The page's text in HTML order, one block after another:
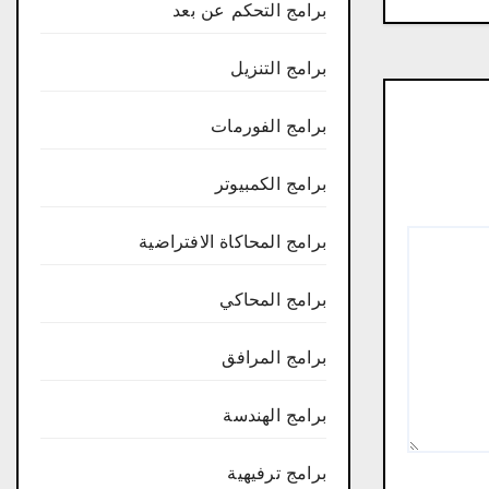
برامج التحكم عن بعد
برامج التنزيل
برامج الفورمات
برامج الكمبيوتر
برامج المحاكاة الافتراضية
برامج المحاكي
برامج المرافق
برامج الهندسة
برامج ترفيهية